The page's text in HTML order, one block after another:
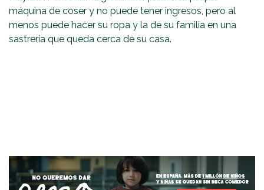
máquina de coser y no puede tener ingresos, pero al
menos puede hacer su ropa y la de su familia en una
sastrería que queda cerca de su casa.